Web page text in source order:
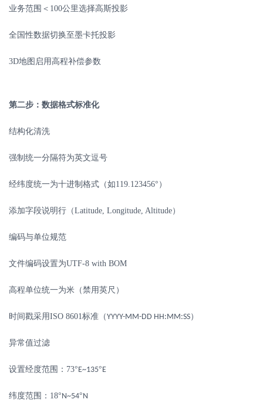
业务范围＜ 100公里选择高斯投影
全国性数据切换至墨卡托投影
3D地图启用高程补偿参数
第二步：数据格式标准化
结构化清洗
强制统一分隔符为英文逗号
经纬度统一为十进制格式（如119.123456°）
添加字段说明行（Latitude, Longitude, Altitude）
编码与单位规范
文件编码设置为UTF-8 with BOM
高程单位统一为米（禁用英尺）
时间戳采用ISO 8601标准（YYYY-MM-DD HH:MM:SS）
异常值过滤
设置经度范围： 73°E~135°E
纬度范围： 18°N~54°N